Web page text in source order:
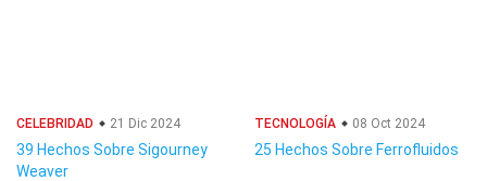
CELEBRIDAD 21 Dic 2024
39 Hechos Sobre Sigourney
Weaver
TECNOLOGÍA 08 Oct 2024
25 Hechos Sobre Ferrofluidos